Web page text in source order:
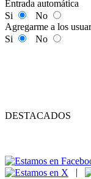
Entrada automática
Si
No
Agregarme a los
Si
No
DESTACADOS
|